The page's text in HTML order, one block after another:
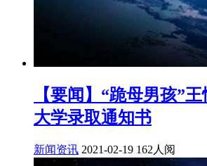
【要闻】“跪母男孩”
大学录取通知书
新闻资讯 2021-02-19 162人阅